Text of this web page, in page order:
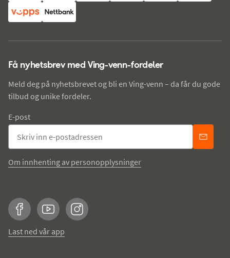
Få nyhetsbrev med Ving-venn-fordeler
Meld deg på nyhetsbrevet og bli en Ving-venn – da får du gode
tilbud og unike fordeler.
E-post
Om innhenting av personopplysninger
FacebookYouTubeInstagram
Last ned vår app